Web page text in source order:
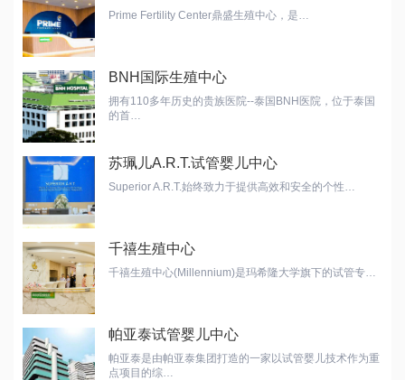
Prime Fertility Center鼎盛生殖中心，是…
BNH国际生殖中心
拥有110多年历史的贵族医院--泰国BNH医院，位于泰国
的首…
苏珮儿A.R.T.试管婴儿中心
Superior A.R.T.始终致力于提供高效和安全的个性…
千禧生殖中心
千禧生殖中心(Millennium)是玛希隆大学旗下的试管专…
帕亚泰试管婴儿中心
帕亚泰是由帕亚泰集团打造的一家以试管婴儿技术作为重
点项目的综…